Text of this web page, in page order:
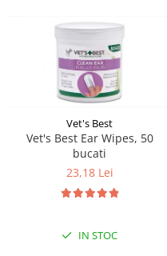
Vet's Best
Vet's Best Ear Wipes, 50
bucati
23,18 Lei
IN STOC